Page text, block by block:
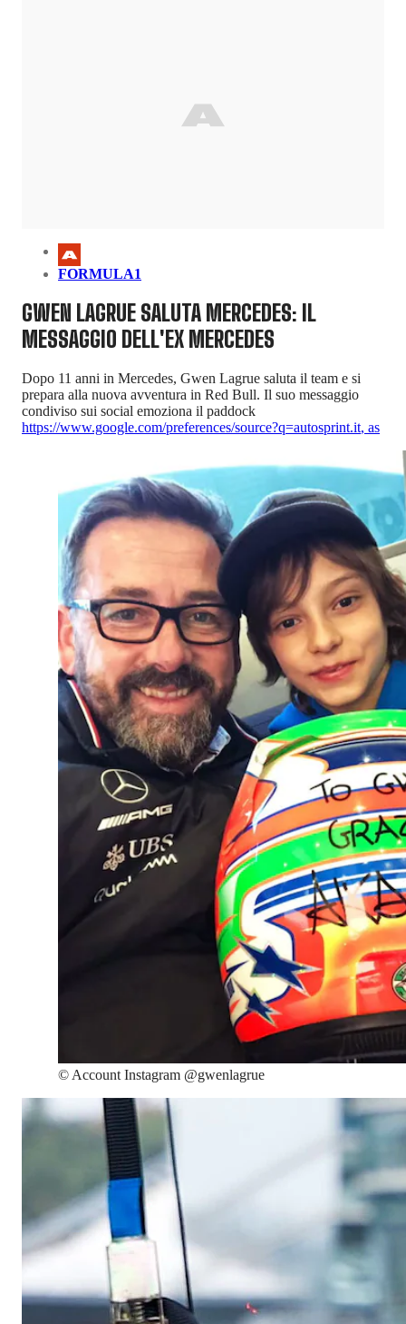
FORMULA1
GWEN LAGRUE SALUTA MERCEDES: IL
MESSAGGIO DELL'EX MERCEDES
Dopo 11 anni in Mercedes, Gwen Lagrue saluta il team e si
prepara alla nuova avventura in Red Bull. Il suo messaggio
condiviso sui social emoziona il paddock
https://www.google.com/preferences/source?q=autosprint.it, as
© Account Instagram @gwenlagrue